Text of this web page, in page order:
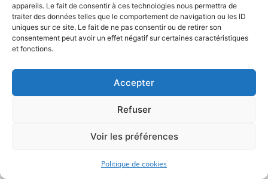
appareils. Le fait de consentir à ces technologies nous permettra de
traiter des données telles que le comportement de navigation ou les ID
uniques sur ce site. Le fait de ne pas consentir ou de retirer son
consentement peut avoir un effet négatif sur certaines caractéristiques
et fonctions.
Accepter
Refuser
Voir les préférences
Politique de cookies
8e arrondissement (75008)
9e arrondissement (75009)
11e arrondissement (75011)
12e arrondissement (75012)
13e arrondissement (75013)
14e arrondissement (75014)